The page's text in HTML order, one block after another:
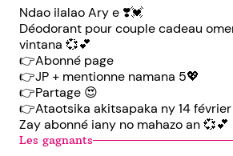
Ndao ilalao Ary e ❣️💓
Déodorant pour couple cadeau
vintana 💞💕
👉Abonné page
👉JP + mentionne namana 5💖
👉Partage 😍
👉Ataotsika akitsapaka ny 14 février
Zay abonné iany no mahazo an 💞💕
Les gagnants